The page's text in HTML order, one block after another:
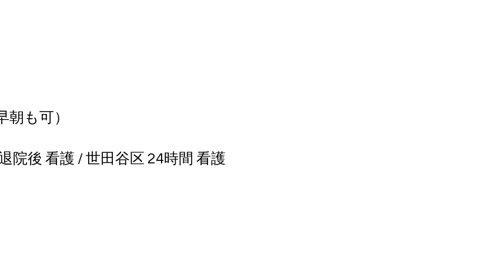
朝も可）
院後 看護 / 世田谷区 24時間 看護